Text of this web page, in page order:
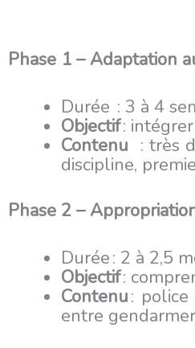
Phase 1 – Adaptation
Durée : 3 à 4
Objectif:
Contenu : très
discipline,
Phase 2 –
Durée : 2 à 2,5
Objectif:
Contenu:
entre